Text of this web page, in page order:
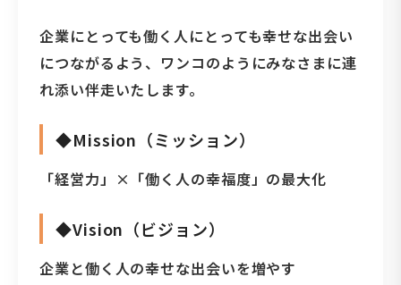
企業にとっても働く人にとっても幸せな出会い
につながるよう、ワンコのようにみなさまに連
れ添い伴走いたします。
◆Mission（ミッション）
「経営力」×「働く人の幸福度」の最大化
◆Vision（ビジョン）
企業と働く人の幸せな出会いを増やす